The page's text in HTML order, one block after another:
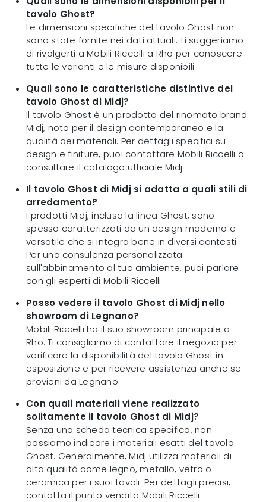
tavolo Ghost?
Le dimensioni specifiche del tavolo Ghost non
sono state fornite nei dati attuali. Ti suggeriamo
di rivolgerti a Mobili Riccelli a Rho per conoscere
tutte le varianti e le misure disponibili.
Quali sono le caratteristiche distintive del
tavolo Ghost di Midj?
Il tavolo Ghost è un prodotto del rinomato brand
Midj, noto per il design contemporaneo e la
qualità dei materiali. Per dettagli specifici su
design e finiture, puoi contattare Mobili Riccelli o
consultare il catalogo ufficiale Midj.
Il tavolo Ghost di Midj si adatta a quali stili di
arredamento?
I prodotti Midj, inclusa la linea Ghost, sono
spesso caratterizzati da un design moderno e
versatile che si integra bene in diversi contesti.
Per una consulenza personalizzata
sull'abbinamento al tuo ambiente, puoi parlare
con gli esperti di Mobili Riccelli
Posso vedere il tavolo Ghost di Midj nello
showroom di Legnano?
Mobili Riccelli ha il suo showroom principale a
Rho. Ti consigliamo di contattare il negozio per
verificare la disponibilità del tavolo Ghost in
esposizione e per ricevere assistenza anche se
provieni da Legnano.
Con quali materiali viene realizzato
solitamente il tavolo Ghost di Midj?
Senza una scheda tecnica specifica, non
possiamo indicare i materiali esatti del tavolo
Ghost. Generalmente, Midj utilizza materiali di
alta qualità come legno, metallo, vetro o
ceramica per i suoi tavoli. Per dettagli precisi,
contatta il punto vendita Mobili Riccelli